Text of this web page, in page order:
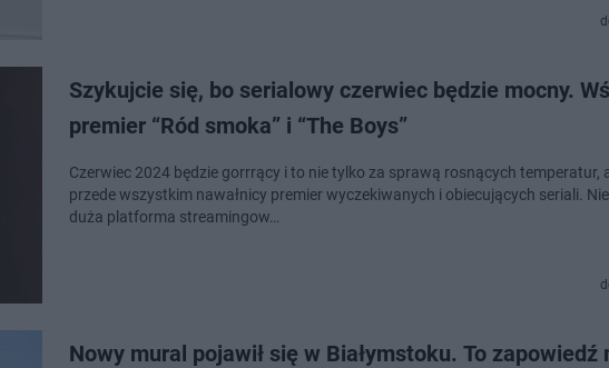
Szykujcie się, bo serialowy czerwiec będzie mocny.
premier “Ród smoka” i “The Boys”
Czerwiec 2024 będzie gorrrący i to nie tylko za sprawą rosnących temperatur,
przede wszystkim nawałnicy premier wyczekiwanych i obiecujących seriali.
duża platforma streamingow…
Nowy mural pojawił się w Białymstoku. To zapowiedź